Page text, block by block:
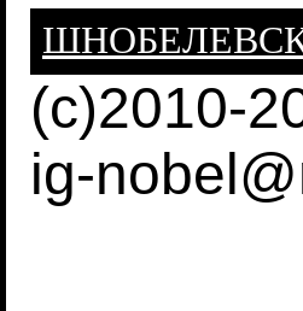
(c)2010-
ig-